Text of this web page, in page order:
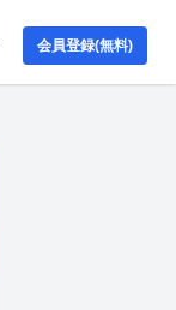
会員登録(無料)